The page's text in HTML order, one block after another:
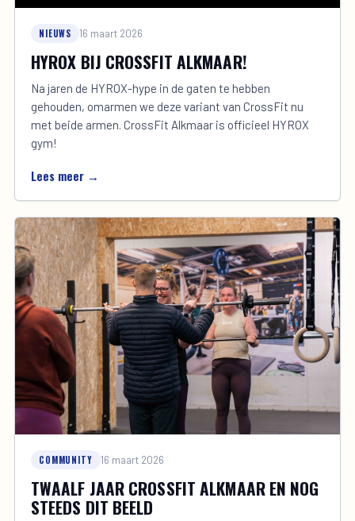
NIEUWS 16 maart 2026
HYROX BIJ CROSSFIT ALKMAAR!
Na jaren de HYROX-hype in de gaten te hebben
gehouden, omarmen we deze variant van CrossFit nu
met beide armen. CrossFit Alkmaar is officieel HYROX
gym!
Lees meer →
COMMUNITY 16 maart 2026
TWAALF JAAR CROSSFIT ALKMAAR EN NOG
STEEDS DIT BEELD